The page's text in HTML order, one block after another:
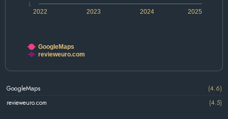
2022 2024
2023 2025
1
GoogleMaps
revieweuro.com
GoogleMaps
(4.6)
revieweuro.com
(4.5)